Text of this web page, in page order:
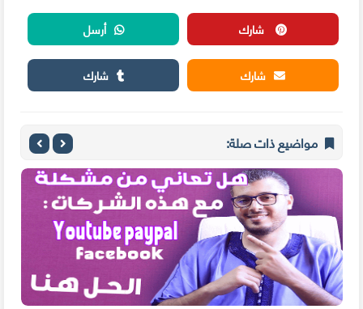
شارك
أرسل
شارك
شارك
مواضيع ذات صلة: